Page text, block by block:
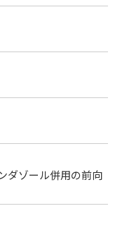
ダゾール併用の前向